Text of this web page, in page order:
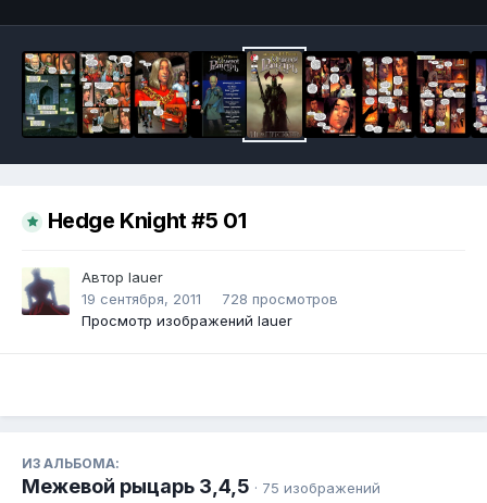
Hedge Knight #5 01
Автор lauer
19 сентября, 2011
728 просмотров
Просмотр изображений lauer
ИЗ АЛЬБОМА:
Межевой рыцарь 3,4,5 · 75 изображений